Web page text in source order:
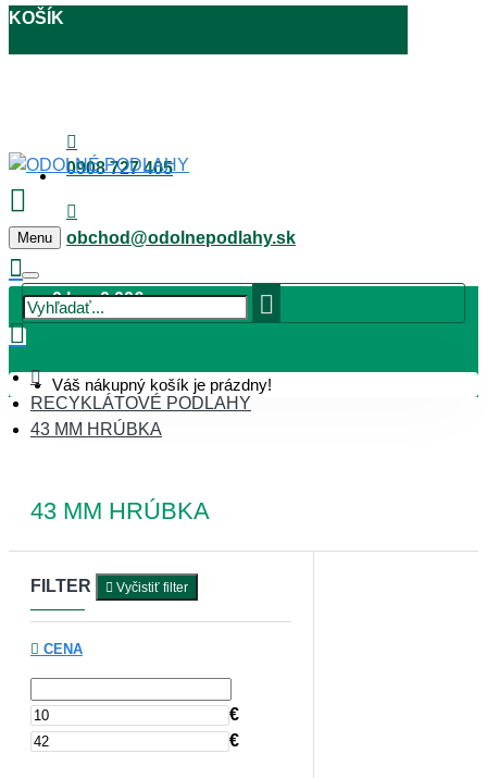
KOŠÍK
0908 727 405
obchod@odolnepodlahy.sk
Menu
0 ks - 0,00€
Váš nákupný košík je prázdny!
RECYKLÁTOVÉ PODLAHY
43 MM HRÚBKA
43 MM HRÚBKA
FILTER Vyčistiť filter
CENA
€
€